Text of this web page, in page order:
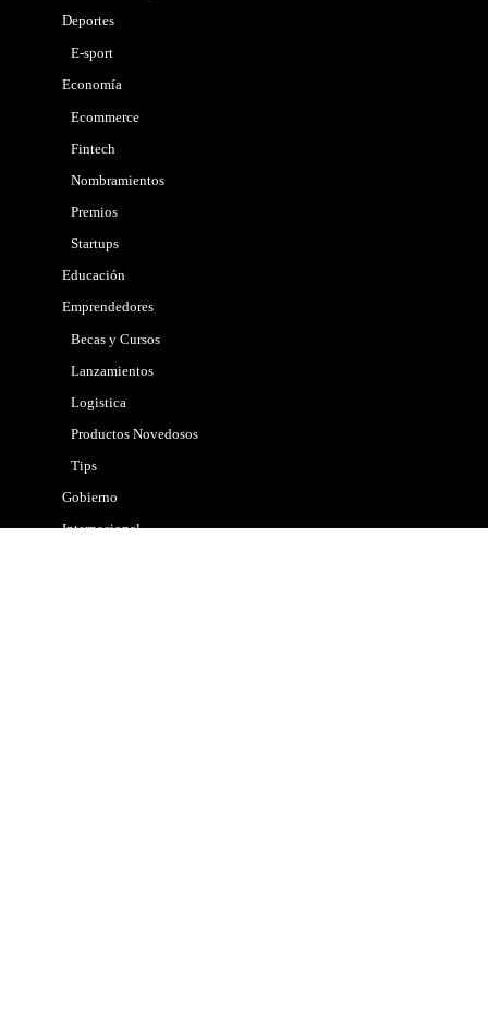
Deportes
E-sport
Economía
Ecommerce
Fintech
Nombramientos
Premios
Startups
Educación
Emprendedores
Becas y Cursos
Lanzamientos
Logistica
Productos Novedosos
Tips
Gobierno
Internacional